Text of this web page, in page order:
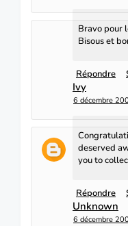
Bravo pour
Bisous et
Répondre
Ivy
6 décembre
deserved
you to
Répondre
Unknown
6 décembre